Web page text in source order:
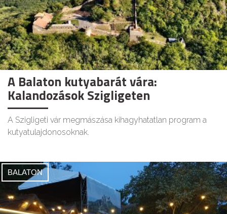
A Balaton kutyabarát vára:
Kalandozások Szigligeten
A Szigligeti vár megmászása kihagyhatatlan program a
kutyatulajdonosoknak.
BALATON